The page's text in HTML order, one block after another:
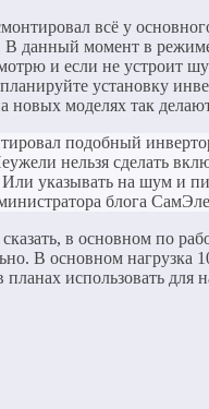
всё у
В данный момент в
и если не устроит
установку
новых моделях так
подобный
нельзя сделать
указывать на шум и
блога
в основном по
В основном нагрузка
использовать для